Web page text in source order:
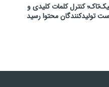
کنترل کلمات کلیدی و
تولیدکنندگان محتوا رسید